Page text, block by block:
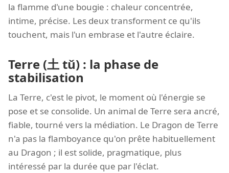
la flamme d'une bougie : chaleur concentrée,
intime, précise. Les deux transforment ce qu'ils
touchent, mais l'un embrase et l'autre éclaire.
Terre (土 tǔ) : la phase de
stabilisation
La Terre, c'est le pivot, le moment où l'énergie se
pose et se consolide. Un animal de Terre sera ancré,
fiable, tourné vers la médiation. Le Dragon de Terre
n'a pas la flamboyance qu'on prête habituellement
au Dragon ; il est solide, pragmatique, plus
intéressé par la durée que par l'éclat.